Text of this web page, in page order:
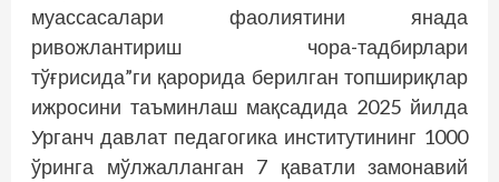
муассасалари фаолиятини янада
ривожлантириш чора-тадбирлари
тўғрисида”ги қарорида берилган топшириқлар
ижросини таъминлаш мақсадида 2025 йилда
Урганч давлат педагогика институтининг 1000
ўринга мўлжалланган 7 қаватли замонавий